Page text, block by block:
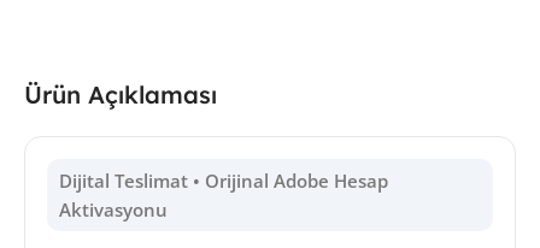
Ürün Açıklaması
Dijital Teslimat • Orijinal Adobe Hesap
Aktivasyonu